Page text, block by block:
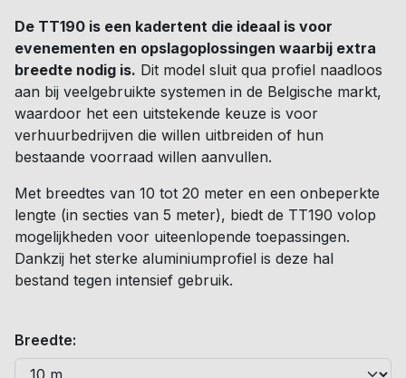
De TT190 is een kadertent die ideaal is voor
evenementen en opslagoplossingen waarbij extra
breedte nodig is. Dit model sluit qua profiel naadloos
aan bij veelgebruikte systemen in de Belgische markt,
waardoor het een uitstekende keuze is voor
verhuurbedrijven die willen uitbreiden of hun
bestaande voorraad willen aanvullen.
Met breedtes van 10 tot 20 meter en een onbeperkte
lengte (in secties van 5 meter), biedt de TT190 volop
mogelijkheden voor uiteenlopende toepassingen.
Dankzij het sterke aluminiumprofiel is deze hal
bestand tegen intensief gebruik.
Breedte: